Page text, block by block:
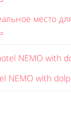
место
NEMO with